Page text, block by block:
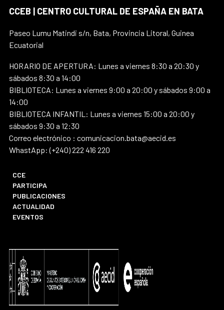
CCEB | CENTRO CULTURAL DE ESPAÑA EN BATA
Paseo Lumu Matindi s/n, Bata, Provincia Litoral, Guinea
Ecuatorial
HORARIO DE APERTURA: Lunes a viernes 8:30 a 20:30 y
sábados 8:30 a 14:00
BIBLIOTECA: Lunes a viernes 9:00 a 20:00 y sábados 9:00 a
14:00
BIBLIOTECA INFANTIL: Lunes a viernes 15:00 a 20:00 y
sábados 9:30 a 12:30
Correo electrónico : comunicacion.bata@aecid.es
WhastApp: (+240) 222 416 220
CCE
PARTICIPA
PUBLICACIONES
ACTUALIDAD
EVENTOS